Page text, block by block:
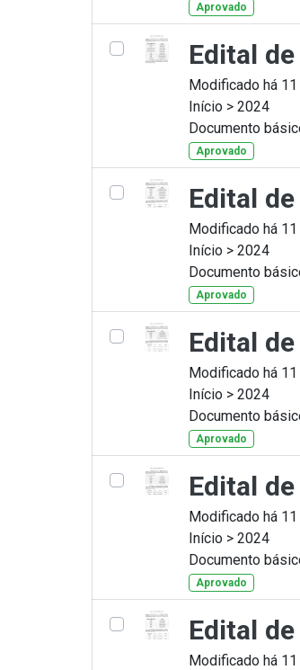
Aprovado
Edital
Modificado há
Início > 2024
Documento
Aprovado
Edital
Modificado há
Início > 2024
Documento
Aprovado
Edital
Modificado há
Início > 2024
Documento
Aprovado
Edital
Modificado há
Início > 2024
Documento
Aprovado
Edital
Modificado há